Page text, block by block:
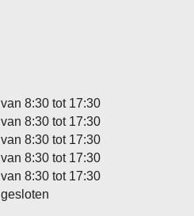
van 8:30 tot 17:30
van 8:30 tot 17:30
van 8:30 tot 17:30
van 8:30 tot 17:30
van 8:30 tot 17:30
gesloten